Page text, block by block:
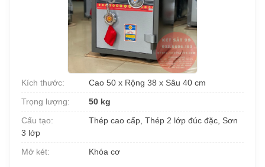
Kích thước:
Cao 50 x Rộng 38 x Sâu 40 cm
Trọng lượng:
50 kg
Cấu tạo:
Thép cao cấp, Thép 2 lớp đúc đặc, Sơn
3 lớp
Mở két:
Khóa cơ